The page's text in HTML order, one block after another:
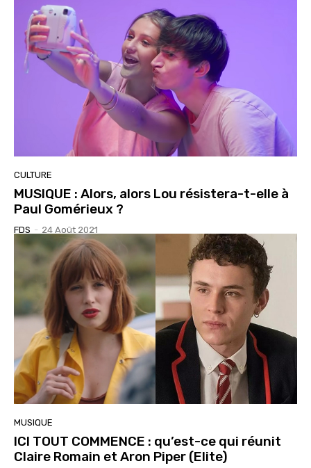
CULTURE
MUSIQUE : Alors, alors Lou résistera-t-elle à
Paul Gomérieux ?
FDS - 24 Août 2021
MUSIQUE
ICI TOUT COMMENCE : qu’est-ce qui réunit
Claire Romain et Aron Piper (Elite)